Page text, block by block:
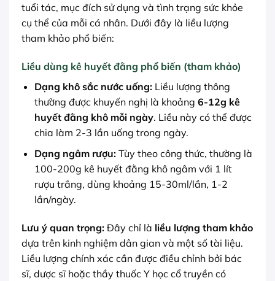
tuổi tác, mục đích sử dụng và tình trạng sức khỏe
cụ thể của mỗi cá nhân. Dưới đây là liều lượng
tham khảo phổ biến:
Liều dùng kê huyết đằng phổ biến (tham khảo)
Dạng khô sắc nước uống:Liều lượng thông
thường được khuyến nghị là khoảng 6-12g kê
huyết đằng khô mỗi ngày. Liều này có thể được
chia làm 2-3 lần uống trong ngày.
Dạng ngâm rượu:Tùy theo công thức, thường là
100-200g kê huyết đằng khô ngâm với 1 lít
rượu trắng, dùng khoảng 15-30ml/lần, 1-2
lần/ngày.
Lưu ý quan trọng: Đây chỉ là liều lượng tham khảo
dựa trên kinh nghiệm dân gian và một số tài liệu.
Liều lượng chính xác cần được điều chỉnh bởi bác
sĩ, dược sĩ hoặc thầy thuốc Y học cổ truyền có